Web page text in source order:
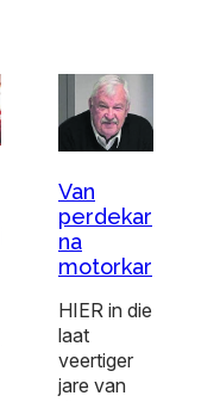
Van
perdekar
na
motorkar
HIER in die
laat
veertiger
jare van